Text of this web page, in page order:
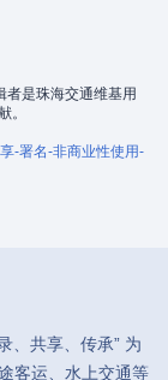
是珠海交通维基用
。
-署名-非商业性使用-
、共享、传承” 为
客运、水上交通等